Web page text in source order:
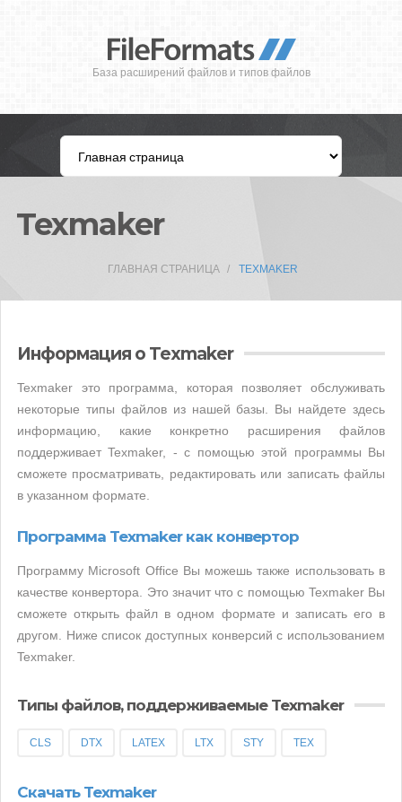
База расширений файлов и типов файлов
Texmaker
ГЛАВНАЯ СТРАНИЦА TEXMAKER
Информация о Texmaker
Texmaker это программа, которая позволяет обслуживать
некоторые типы файлов из нашей базы. Вы найдете здесь
информацию, какие конкретно расширения файлов
поддерживает Texmaker, - с помощью этой программы Вы
сможете просматривать, редактировать или записать файлы
в указанном формате.
Программа Texmaker как конвертор
Программу Microsoft Office Вы можешь также использовать в
качестве конвертора. Это значит что с помощью Texmaker Вы
сможете открыть файл в одном формате и записать его в
другом. Ниже список доступных конверсий с использованием
Texmaker.
Типы файлов, поддерживаемые Texmaker
CLS DTX LATEX LTX STY TEX
Скачать Texmaker